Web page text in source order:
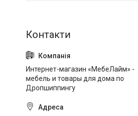
Интернет-магазин «МебеЛайм» -
мебель и товары для дома по
Дропшиппингу